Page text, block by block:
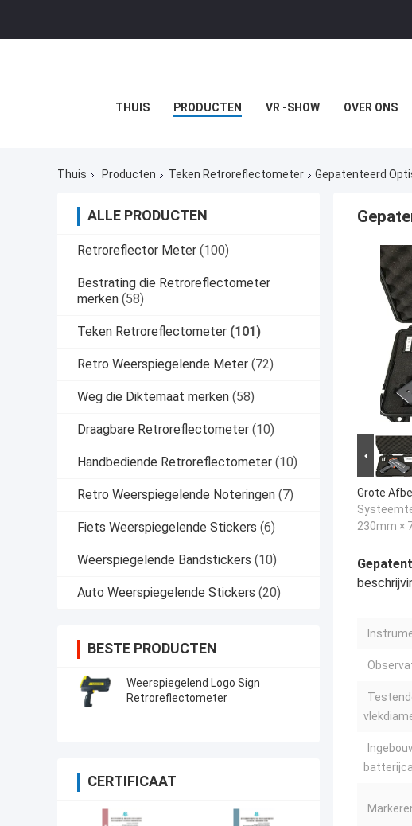
THUIS PRODUCTEN VR -SHOW OVER ONS
Thuis Producten Teken Retroreflectometer Gepatenteerd
ALLE PRODUCTEN
Retroreflector Meter (100)
Bestrating die Retroreflectometer
merken (58)
Teken Retroreflectometer (101)
Retro Weerspiegelende Meter (72)
Weg die Diktemaat merken (58)
Draagbare Retroreflectometer (10)
Handbediende Retroreflectometer (10)
Retro Weerspiegelende Noteringen (7)
Fiets Weerspiegelende Stickers (6)
Weerspiegelende Bandstickers (10)
Auto Weerspiegelende Stickers (20)
BESTE PRODUCTEN
Weerspiegelend Logo Sign
Retroreflectometer
CERTIFICAAT
Grote
230mm ×